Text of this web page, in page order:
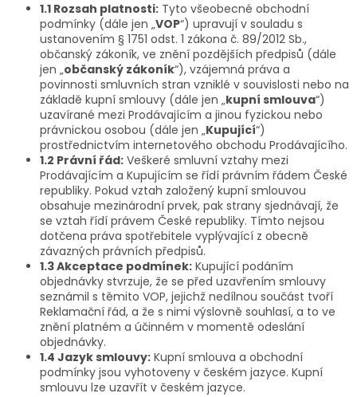
1.1 Rozsah platnosti: Tyto všeobecné obchodní
podmínky (dále jen „VOP“) upravují v souladu s
ustanovením § 1751 odst. 1 zákona č. 89/2012 Sb.,
občanský zákoník, ve znění pozdějších předpisů (dále
jen „občanský zákoník“), vzájemná práva a
povinnosti smluvních stran vzniklé v souvislosti nebo na
základě kupní smlouvy (dále jen „kupní smlouva“)
uzavírané mezi Prodávajícím a jinou fyzickou nebo
právnickou osobou (dále jen „Kupující“)
prostřednictvím internetového obchodu Prodávajícího.
1.2 Právní řád: Veškeré smluvní vztahy mezi
Prodávajícím a Kupujícím se řídí právním řádem České
republiky. Pokud vztah založený kupní smlouvou
obsahuje mezinárodní prvek, pak strany sjednávají, že
se vztah řídí právem České republiky. Tímto nejsou
dotčena práva spotřebitele vyplývající z obecně
závazných právních předpisů.
1.3 Akceptace podmínek: Kupující podáním
objednávky stvrzuje, že se před uzavřením smlouvy
seznámil s těmito VOP, jejichž nedílnou součást tvoří
Reklamační řád, a že s nimi výslovně souhlasí, a to ve
znění platném a účinném v momentě odeslání
objednávky.
1.4 Jazyk smlouvy: Kupní smlouva a obchodní
podmínky jsou vyhotoveny v českém jazyce. Kupní
smlouvu lze uzavřít v českém jazyce.